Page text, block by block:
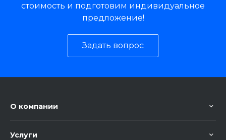
стоимость и подготовим индивидуальное
предложение!
Задать вопрос
О компании
Услуги